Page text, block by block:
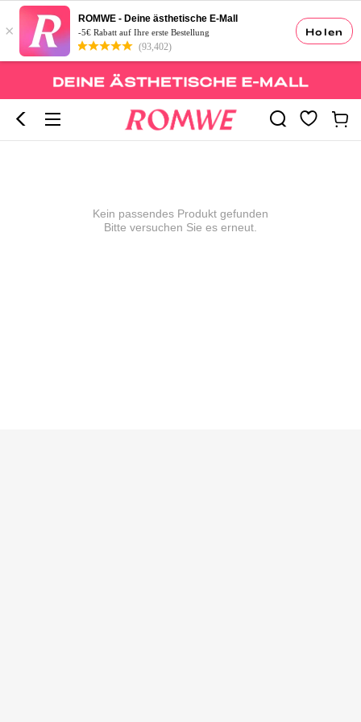
Holen
×
ROMWE - Deine ästhetische E-Mall
-5€ Rabatt auf Ihre erste Bestellung
(93,402)
Kein passendes Produkt gefunden
Bitte versuchen Sie es erneut.